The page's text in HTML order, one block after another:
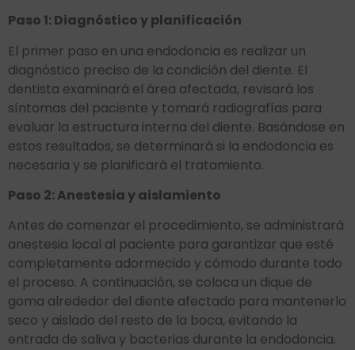
Paso 1: Diagnóstico y planificación
El primer paso en una endodoncia es realizar un
diagnóstico preciso de la condición del diente. El
dentista examinará el área afectada, revisará los
síntomas del paciente y tomará radiografías para
evaluar la estructura interna del diente. Basándose en
estos resultados, se determinará si la endodoncia es
necesaria y se planificará el tratamiento.
Paso 2: Anestesia y aislamiento
Antes de comenzar el procedimiento, se administrará
anestesia local al paciente para garantizar que esté
completamente adormecido y cómodo durante todo
el proceso. A continuación, se coloca un dique de
goma alrededor del diente afectado para mantenerlo
seco y aislado del resto de la boca, evitando la
entrada de saliva y bacterias durante la endodoncia.